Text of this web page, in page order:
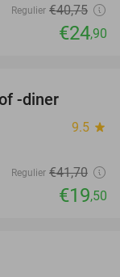
Regulier €40,75
€24,90
-diner
9.5 star
Regulier €41,70
€19,50